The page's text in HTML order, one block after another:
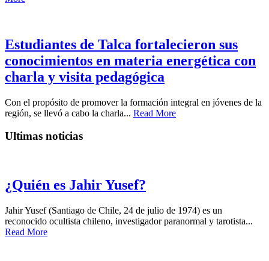
Estudiantes de Talca fortalecieron sus
conocimientos en materia energética con
charla y visita pedagógica
Con el propósito de promover la formación integral en jóvenes de la
región, se llevó a cabo la charla... Read More
Ultimas noticias
¿Quién es Jahir Yusef?
Jahir Yusef (Santiago de Chile, 24 de julio de 1974) es un
reconocido ocultista chileno, investigador paranormal y tarotista...
Read More